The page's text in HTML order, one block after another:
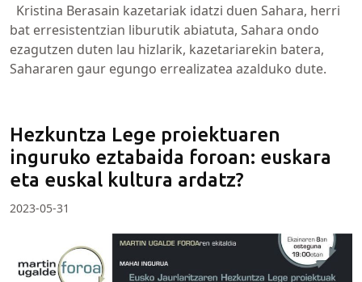
Kristina Berasain kazetariak idatzi duen Sahara, herri
bat erresistentzian liburutik abiatuta, Sahara ondo
ezagutzen duten lau hizlarik, kazetariarekin batera,
Sahararen gaur egungo errealizatea azalduko dute.
Hezkuntza Lege proiektuaren
inguruko eztabaida foroan: euskara
eta euskal kultura ardatz?
2023-05-31